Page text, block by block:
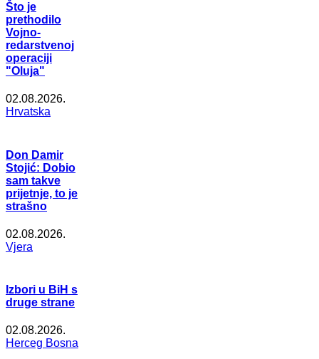
Što je
prethodilo
Vojno-
redarstvenoj
operaciji
"Oluja"
02.08.2026.
Hrvatska
Don Damir
Stojić: Dobio
sam takve
prijetnje, to je
strašno
02.08.2026.
Vjera
Izbori u BiH s
druge strane
02.08.2026.
Herceg Bosna